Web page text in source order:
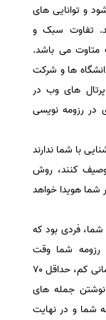
و توانایی های
تفاوت سبک و
متاوت می باشد.
ها و شرکت
های وب در
در رزومه نویسی
با شما ندارند
کنند، روش
شما هویدا خواهد
شما، فردی بود که
رزومه شما وقت
اختصاص دهد، می تواند در این محدوده زمانی کم، حداقل ۷۰
جمله های
شما و در نهایت